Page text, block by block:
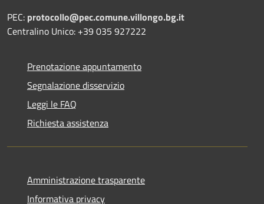
PEC: protocollo@pec.comune.villongo.bg.it
Centralino Unico: +39 035 927222
Prenotazione appuntamento
Segnalazione disservizio
Leggi le FAQ
Richiesta assistenza
Amministrazione trasparente
Informativa privacy